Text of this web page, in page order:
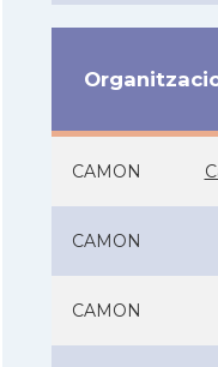
CAMON
CAMON
CAMON